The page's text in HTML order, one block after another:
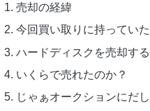
売却の経緯
今回買い取りに持ってい
ハードディスクを売却す
いくらで売れたのか？
じゃぁオークションにだ